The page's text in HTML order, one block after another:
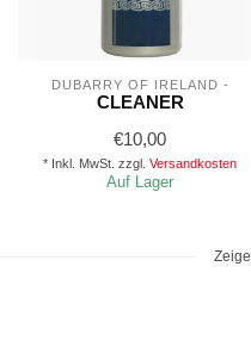
DUBARRY OF IRELAND -
CLEANER
€10,00
* Inkl. MwSt. zzgl. Versandkosten
Auf Lager
Zeige